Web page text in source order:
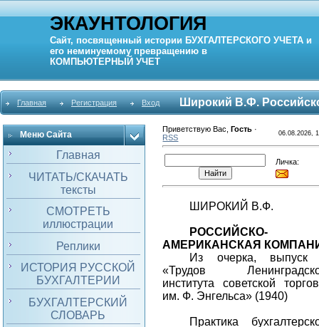
ЭКАУНТОЛОГИЯ
Сайт, посвященный истории БУХГАЛТЕРСКОГО УЧЕТА и
его неминуемому превращению в
КОМПЬЮТЕРНЫЙ УЧЕТ
Главная Регистрация Вход Широкий В.Ф.
Меню Сайта
Главная
ЧИТАТЬ/СКАЧАТЬ
тексты
СМОТРЕТЬ
иллюстрации
Реплики
ИСТОРИЯ РУССКОЙ
БУХГАЛТЕРИИ
БУХГАЛТЕРСКИЙ
СЛОВАРЬ
Приветствую Вас ,Гость ·
RSS
06.08.2026,
Личка:
ШИРОКИЙ В.Ф.
РОССИЙСКО-
АМЕРИКАНСКАЯ
Из очерка, выпуск
«Трудов
института советской
им. Ф. Энгельса» (1940)
Практика